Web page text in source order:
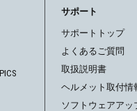
サポート
サポートトップ
よくあるご質問
取扱説明書
ヘルメット取付情
ソフトウェアアッ